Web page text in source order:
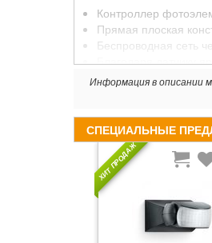
Контроллер
Прямая плоская
Беспроводная сеть
Благодаря датчику
Функции:
Яркость
Информация в описании
СПЕЦИАЛЬНЫЕ
ХИТ ПРОДАЖ